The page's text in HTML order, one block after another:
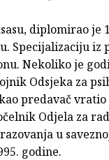
diplomirao je
Specijalizaciju iz
Nekoliko je
Odsjeka za
predavač
Odjela za
u
godine.